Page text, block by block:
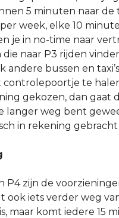
5 minuten naar
week, elke 10
je in no-time naar
naar P3 rijden
andere bussen en
controlepoortje te
gekozen, dan gaat
langer weg bent
in rekening gebracht
P4 zijn de
ook iets verder weg
maar komt iedere 15